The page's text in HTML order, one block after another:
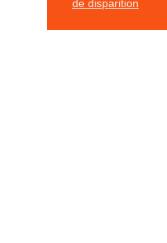
de disparition